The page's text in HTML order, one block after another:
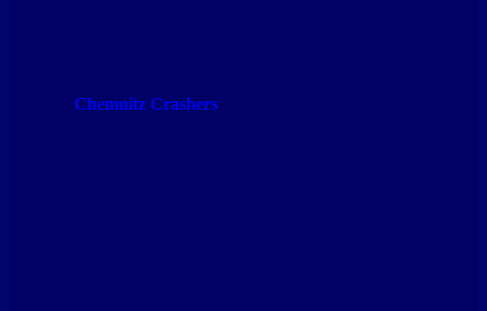
Chemnitz Crashers